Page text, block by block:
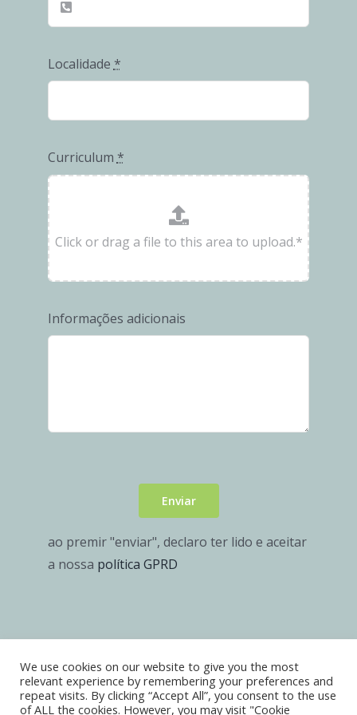
FORNECEDORES
Localidade *
Curriculum*
Informações adicionais
Enviar
ao premir "enviar", declaro ter lido e aceitar
a nossa política GPRD
© Copyright 2018 - 2026 | I9 Metal, Lda | Todos os
direitos reservados |
We use cookies on our website to give you the most
relevant experience by remembering your preferences and
repeat visits. By clicking “Accept All”, you consent to the use
of ALL the cookies. However, you may visit "Cookie